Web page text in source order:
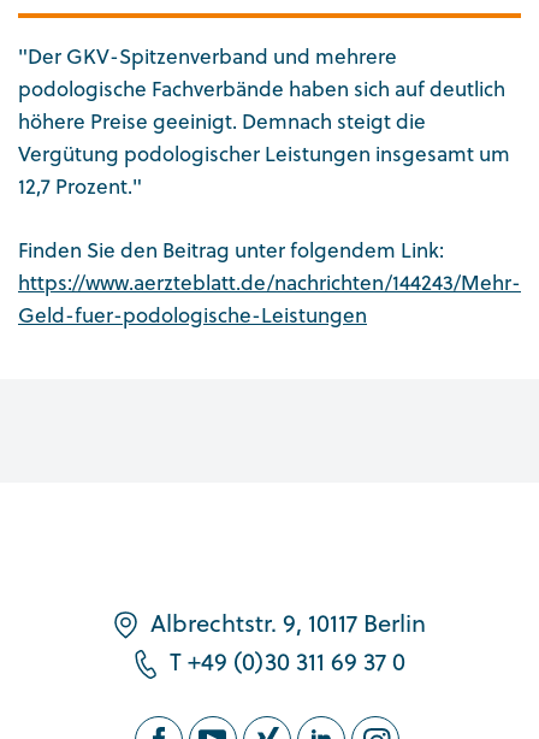
"Der GKV-Spitzenverband und mehrere
podologische Fachverbände haben sich auf deutlich
höhere Preise geeinigt. Demnach steigt die
Vergütung podologischer Leistungen insgesamt um
12,7 Prozent."
Finden Sie den Beitrag unter folgendem Link:
https://www.aerzteblatt.de/nachrichten/144243/Mehr-
Geld-fuer-podologische-Leistungen
Albrechtstr. 9, 10117 Berlin
T +49 (0)30 311 69 37 0
FOLLOW US ON OUR SOCIAL MEDIA